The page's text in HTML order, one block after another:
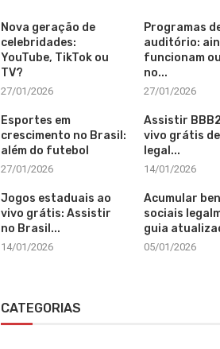
Nova geração de
celebridades:
YouTube, TikTok ou
TV?
27/01/2026
Programas
auditório:
funcionam
no...
27/01/2026
Esportes em
crescimento no Brasil:
além do futebol
27/01/2026
Assistir
vivo grátis
legal...
14/01/2026
Jogos estaduais ao
vivo grátis: Assistir
no Brasil...
14/01/2026
Acumular
sociais
guia
05/01/2026
CATEGORIAS